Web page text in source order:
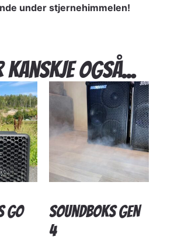
under stjernehimmelen!
kanskje også...
GO
Soundboks GEN
4